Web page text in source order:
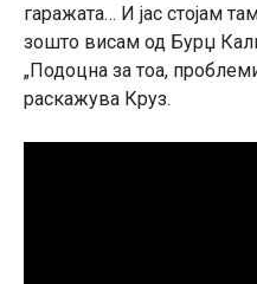
гаражата… И јас стојам
зошто висам од Бурџ
„Подоцна за тоа,
раскажува Круз.